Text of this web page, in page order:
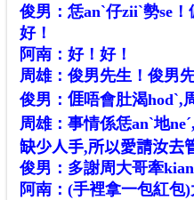
俊男：恁anˋ仔ziiˋ勢se！
好！
阿南：好！好！
周雄：俊男先生！俊男
俊男：𠊎唔會肚渴hodˋ,
周雄：事情係恁anˋ地
缺少人手,所以愛請汝去
俊男：多謝周大哥牽
阿南：(手裡拿一包紅包)